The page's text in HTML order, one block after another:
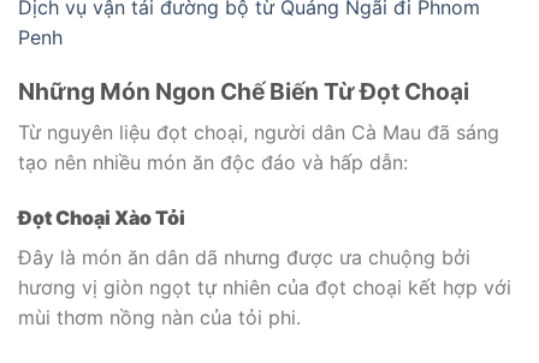
Dịch vụ vận tải đường bộ từ Quảng Ngãi đi Phnom
Penh
Những Món Ngon Chế Biến Từ Đọt Choại
Từ nguyên liệu đọt choại, người dân Cà Mau đã sáng
tạo nên nhiều món ăn độc đáo và hấp dẫn:
Đọt Choại Xào Tỏi
Đây là món ăn dân dã nhưng được ưa chuộng bởi
hương vị giòn ngọt tự nhiên của đọt choại kết hợp với
mùi thơm nồng nàn của tỏi phi.